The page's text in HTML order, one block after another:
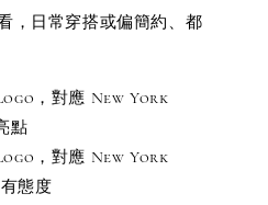
，日常穿搭或偏簡約、都
，對應 New York
點
，對應 New York
態度